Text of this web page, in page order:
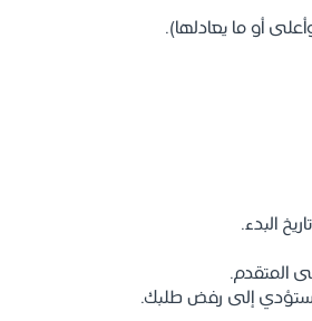
البدء.
المتقدم.
ستؤدي إلى رفض طلبك.